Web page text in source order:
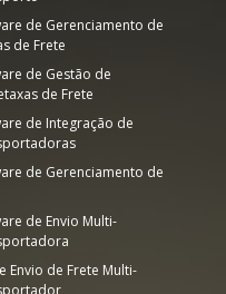
de Gerenciamento de
de Frete
de Gestão de
de Frete
de Integração de
de Gerenciamento de
de Envio Multi-
Envio de Frete Multi-